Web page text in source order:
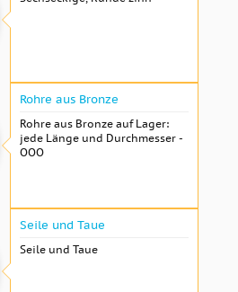
Rohre aus Bronze
Rohre aus Bronze auf Lager:
jede Länge und Durchmesser -
OOO
Seile und Taue
Seile und Taue